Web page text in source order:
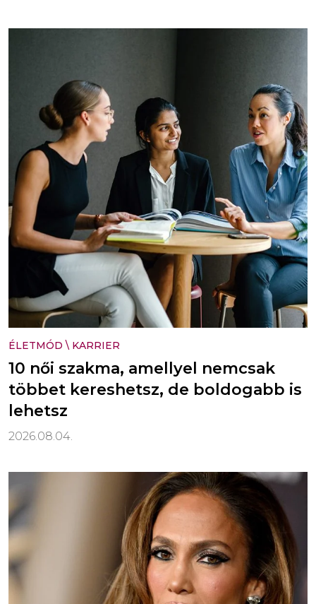
ÉLETMÓD \ KARRIER
10 női szakma, amellyel nemcsak
többet kereshetsz, de boldogabb is
lehetsz
2026.08.04.